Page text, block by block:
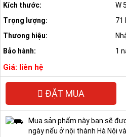
Giá: liên hệ
Kích thước:
W
Trọng lượng:
71
Thương hiệu:
Bảo hành:
1
ĐẶT MUA
Mua sản phẩm này bạn sẽ
ngày nếu ở nội thành Hà Nội